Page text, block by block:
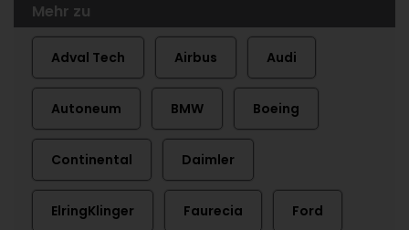
Mehr zu
Adval Tech Airbus Audi
Autoneum BMW Boeing
Continental Daimler
ElringKlinger Faurecia Ford